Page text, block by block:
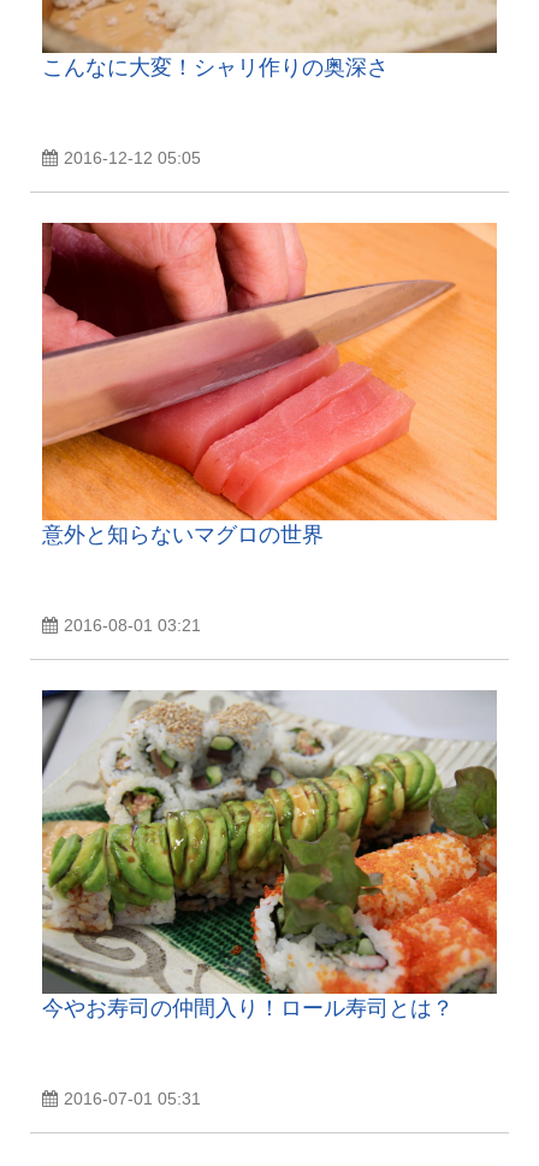
こんなに大変！シャリ作りの奥深さ
2016-12-12 05:05
意外と知らないマグロの世界
2016-08-01 03:21
今やお寿司の仲間入り！ロール寿司とは？
2016-07-01 05:31